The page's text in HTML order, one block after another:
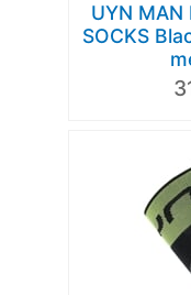
UYN MAN
SOCKS